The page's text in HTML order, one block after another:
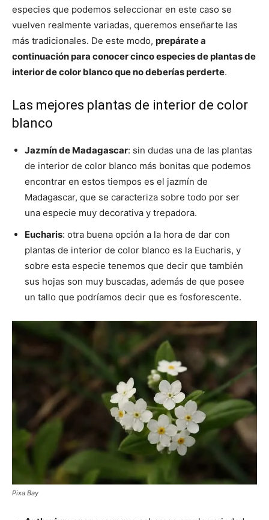
especies que podemos seleccionar en este caso se
vuelven realmente variadas, queremos enseñarte las
más tradicionales. De este modo, prepárate a
continuación para conocer cinco especies de plantas de
interior de color blanco que no deberías perderte.
Las mejores plantas de interior de color
blanco
Jazmín de Madagascar: sin dudas una de las plantas
de interior de color blanco más bonitas que podemos
encontrar en estos tiempos es el jazmín de
Madagascar, que se caracteriza sobre todo por ser
una especie muy decorativa y trepadora.
Eucharis: otra buena opción a la hora de dar con
plantas de interior de color blanco es la Eucharis, y
sobre esta especie tenemos que decir que también
sus hojas son muy buscadas, además de que posee
un tallo que podríamos decir que es fosforescente.
Pixa Bay